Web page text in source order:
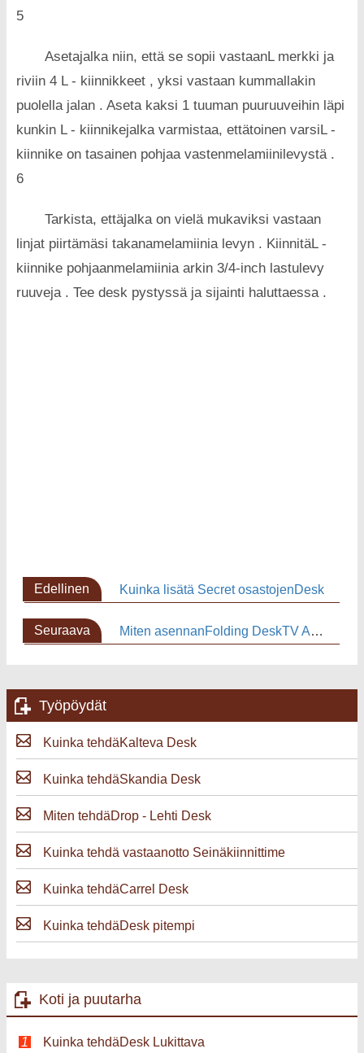
5
Asetajalka niin, että se sopii vastaan​​L merkki ja
riviin 4 L - kiinnikkeet , yksi vastaan ​​kummallakin
puolella jalan . Aseta kaksi 1 tuuman puuruuveihin läpi
kunkin L - kiinnikejalka varmistaa, ettätoinen varsiL -
kiinnike on tasainen pohjaa vastenmelamiinilevystä .
6
Tarkista, ettäjalka on vielä mukaviksi vastaan​​
linjat piirtämäsi takanamelamiinia levyn . KiinnitäL -
kiinnike pohjaanmelamiinia arkin 3/4-inch lastulevy
ruuveja . Tee desk pystyssä ja sijainti haluttaessa .
Edellinen
Kuinka lisätä Secret osastojenDesk
Seuraava
Miten asennanFolding DeskTV Armoire
Työpöydät
Kuinka tehdäKalteva Desk
Kuinka tehdäSkandia Desk
Miten tehdäDrop - Lehti Desk
Kuinka tehdä vastaanotto Seinäkiinnittime
Kuinka tehdäCarrel Desk
Kuinka tehdäDesk pitempi
Koti ja puutarha
Kuinka tehdäDesk Lukittava